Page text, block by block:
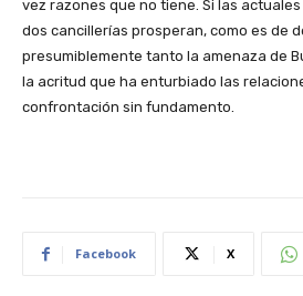
vez razones que no tiene. Si las
dos cancillerías prosperan, como es de
presumiblemente tanto la amenaza de
la acritud que ha enturbiado las
confrontación sin fundamento.
Facebook X